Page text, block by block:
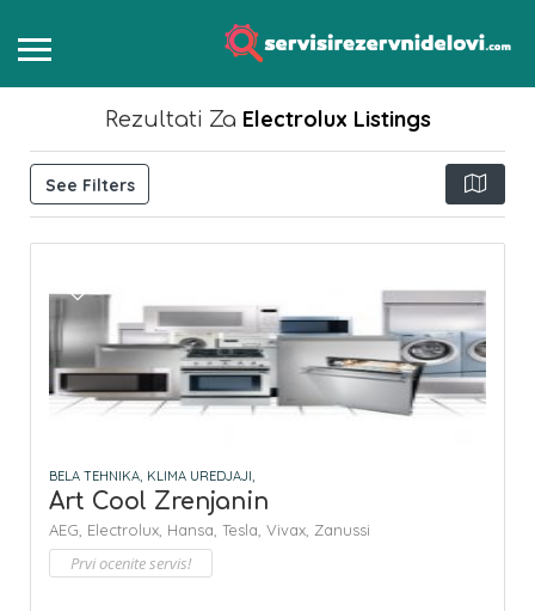
Rezultati Za Electrolux Listings
See Filters
BELA TEHNIKA, KLIMA UREDJAJI,
Art Cool Zrenjanin
AEG, Electrolux, Hansa, Tesla, Vivax, Zanussi
Prvi ocenite servis!